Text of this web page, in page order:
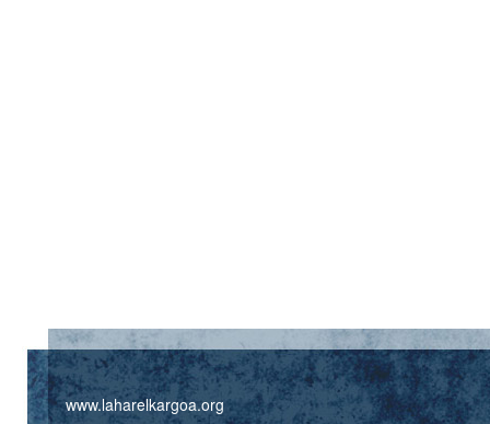
www.laharelkargoa.org